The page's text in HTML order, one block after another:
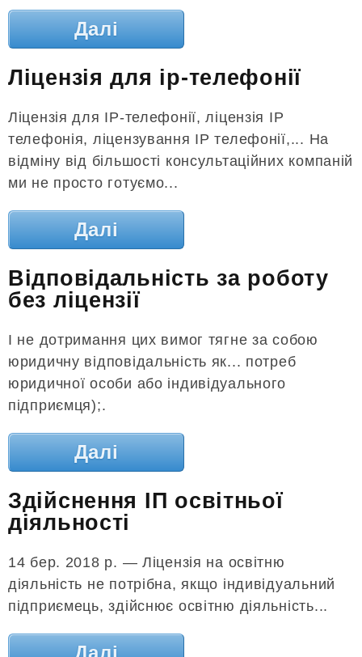
Далі
Ліцензія для ip-телефонії
Ліцензія для IP-телефонії, ліцензія IP
телефонія, ліцензування IP телефонії,... На
відміну від більшості консультаційних компаній
ми не просто готуємо...
Далі
Відповідальність за роботу
без ліцензії
І не дотримання цих вимог тягне за собою
юридичну відповідальність як... потреб
юридичної особи або індивідуального
підприємця);.
Далі
Здійснення ІП освітньої
діяльності
14 бер. 2018 р. — Ліцензія на освітню
діяльність не потрібна, якщо індивідуальний
підприємець, здійснює освітню діяльність...